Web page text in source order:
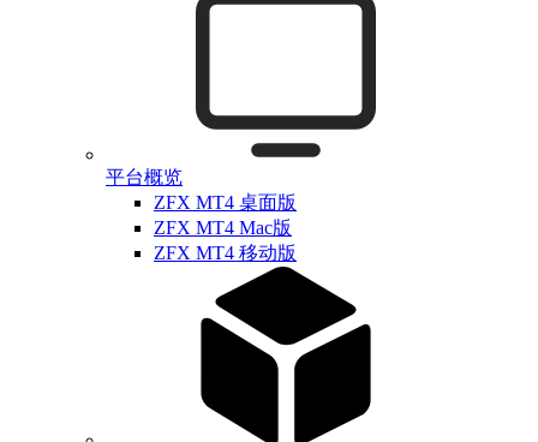
平台概览
ZFX MT4 桌面版
ZFX MT4 Mac版
ZFX MT4 移动版